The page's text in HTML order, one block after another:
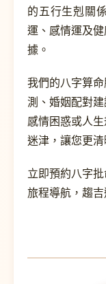
的五行生剋關
運、感情運及
據。
我們的八字算
測、婚姻配對
感情困惑或人
迷津，讓您更
立即預約八字
旅程導航，趨